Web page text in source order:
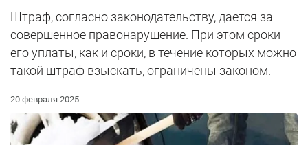
Штраф, согласно законодательству, дается за
совершенное правонарушение. При этом сроки
его уплаты, как и сроки, в течение которых можно
такой штраф взыскать, ограничены законом.
20 февраля 2025